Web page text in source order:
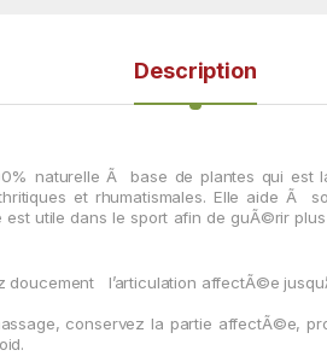
Description
naturelle Ã base de plantes qui est
et rhumatismales. Elle aide Ã
utile dans le sport afin de guÃ©rir
doucement l’articulation affectÃ©e
conservez la partie affectÃ©e,